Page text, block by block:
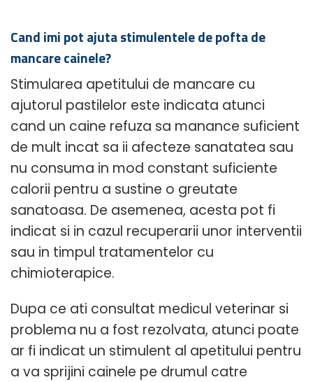
Cand imi pot ajuta stimulentele de pofta de
mancare cainele?
Stimularea apetitului de mancare cu
ajutorul pastilelor este indicata atunci
cand un caine refuza sa manance suficient
de mult incat sa ii afecteze sanatatea sau
nu consuma in mod constant suficiente
calorii pentru a sustine o greutate
sanatoasa. De asemenea, acesta pot fi
indicat si in cazul recuperarii unor interventii
sau in timpul tratamentelor cu
chimioterapice.
Dupa ce ati consultat medicul veterinar si
problema nu a fost rezolvata, atunci poate
ar fi indicat un stimulent al apetitului pentru
a va sprijini cainele pe drumul catre